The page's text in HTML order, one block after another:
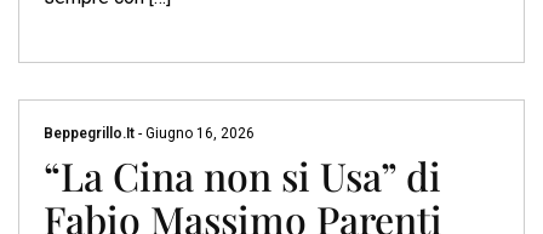
Beppegrillo.it - Giugno 16, 2026
“La Cina non si Usa” di
Fabio Massimo Parenti